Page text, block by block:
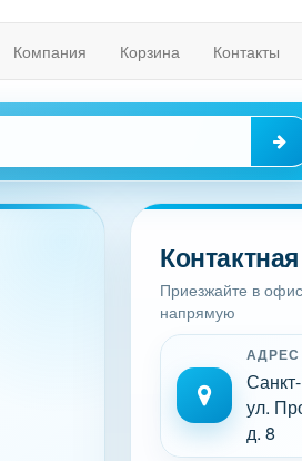
Компания Корзина Контакты
Приезжайте в
напрямую
АДРЕС
ул.
д. 8